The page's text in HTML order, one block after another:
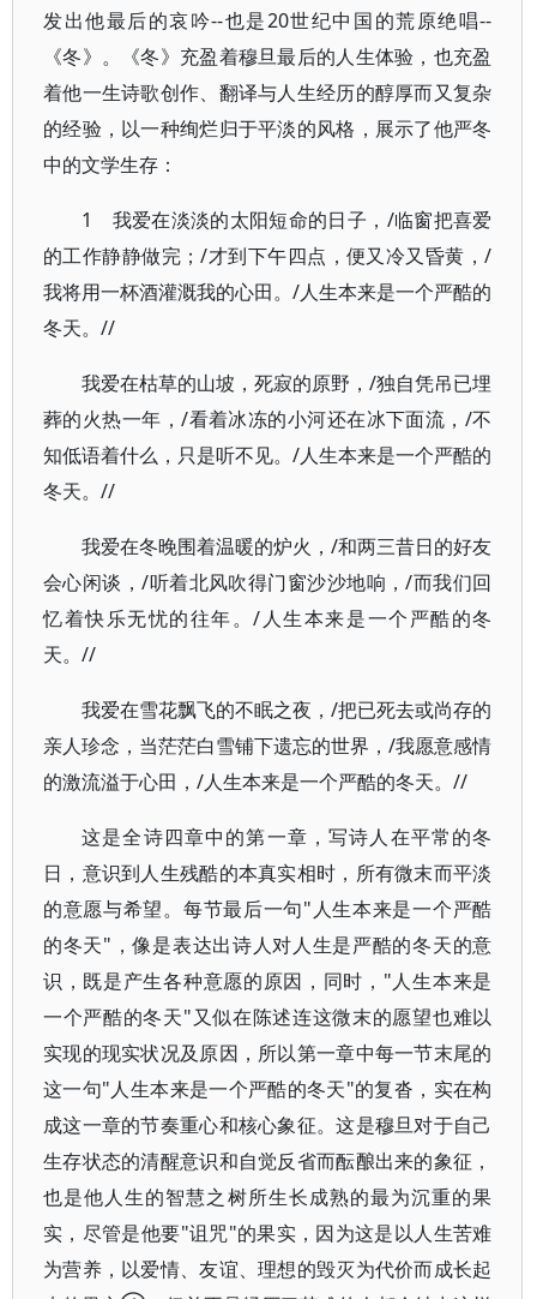
发出他最后的哀吟--也是20世纪中国的荒原绝唱--
《冬》。《冬》充盈着穆旦最后的人生体验，也充盈
着他一生诗歌创作、翻译与人生经历的醇厚而又复杂
的经验，以一种绚烂归于平淡的风格，展示了他严冬
中的文学生存：
1 我爱在淡淡的太阳短命的日子，/临窗把喜爱
的工作静静做完；/才到下午四点，便又冷又昏黄，/
我将用一杯酒灌溉我的心田。/人生本来是一个严酷的
冬天。//
我爱在枯草的山坡，死寂的原野，/独自凭吊已埋
葬的火热一年，/看着冰冻的小河还在冰下面流，/不
知低语着什么，只是听不见。/人生本来是一个严酷的
冬天。//
我爱在冬晚围着温暖的炉火，/和两三昔日的好友
会心闲谈，/听着北风吹得门窗沙沙地响，/而我们回
忆着快乐无忧的往年。/人生本来是一个严酷的冬
天。//
我爱在雪花飘飞的不眠之夜，/把已死去或尚存的
亲人珍念，当茫茫白雪铺下遗忘的世界，/我愿意感情
的激流溢于心田，/人生本来是一个严酷的冬天。//
这是全诗四章中的第一章，写诗人在平常的冬
日，意识到人生残酷的本真实相时，所有微末而平淡
的意愿与希望。每节最后一句"人生本来是一个严酷
的冬天"，像是表达出诗人对人生是严酷的冬天的意
识，既是产生各种意愿的原因，同时，"人生本来是
一个严酷的冬天"又似在陈述连这微末的愿望也难以
实现的现实状况及原因，所以第一章中每一节末尾的
这一句"人生本来是一个严酷的冬天"的复沓，实在构
成这一章的节奏重心和核心象征。这是穆旦对于自己
生存状态的清醒意识和自觉反省而酝酿出来的象征，
也是他人生的智慧之树所生长成熟的最为沉重的果
实，尽管是他要"诅咒"的果实，因为这是以人生苦难
为营养，以爱情、友谊、理想的毁灭为代价而成长起